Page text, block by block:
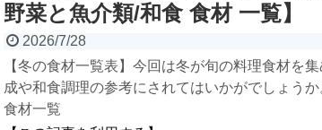
野菜と魚介類/和食 食材 一覧】
2026/7/28
【冬の食材一覧表】今回は冬が旬の料理食材を
成や和食調理の参考にされてはいかがでしょう
食材一覧